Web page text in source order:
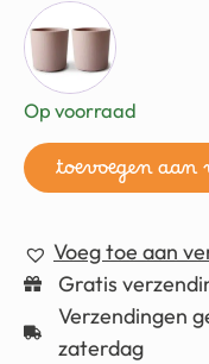
Op voorraad
toevoegen
Voeg toe aan
Gratis
Verzendingen
zaterdag